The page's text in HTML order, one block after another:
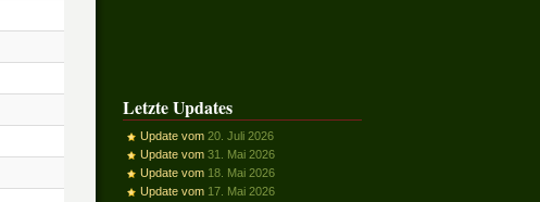
Letzte Updates
Update vom 20. Juli 2026
Update vom 31. Mai 2026
Update vom 18. Mai 2026
Update vom 17. Mai 2026